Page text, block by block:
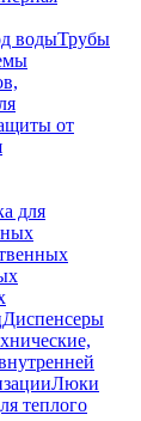
водыТрубы
от
для
Диспенсеры
Люки
теплого